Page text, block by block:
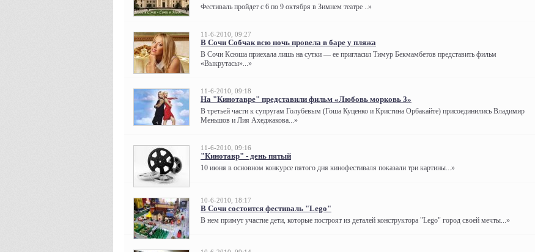
Фестиваль пройдет с 6 по 9 октября в Зимнем театре ..»
11-6-2010, 09:27
В Сочи Собчак всю ночь провела в баре у пляжа
В Сочи Ксюша приехала лишь на сутки — ее пригласил Тимур Бекмамбетов представить фильм
«Выкрутасы»...»
11-6-2010, 09:18
На "Кинотавре" представили фильм «Любовь морковь 3»
В третьей части к супругам Голубевым (Гоша Куценко и Кристина Орбакайте) присоединились Владимир
Меньшов и Лия Ахеджакова...»
11-6-2010, 09:16
"Кинотавр" - день пятый
10 июня в основном конкурсе пятого дня кинофестиваля показали три картины...»
10-6-2010, 18:17
В Сочи состоится фестиваль "Lego"
В нем примут участие дети, которые построят из деталей конструктора "Lego" город своей мечты...»